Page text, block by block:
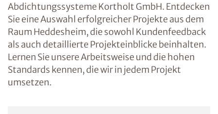
Abdichtungssysteme Kortholt GmbH. Entdecken
Sie eine Auswahl erfolgreicher Projekte aus dem
Raum Heddesheim, die sowohl Kundenfeedback
als auch detaillierte Projekteinblicke beinhalten.
Lernen Sie unsere Arbeitsweise und die hohen
Standards kennen, die wir in jedem Projekt
umsetzen.